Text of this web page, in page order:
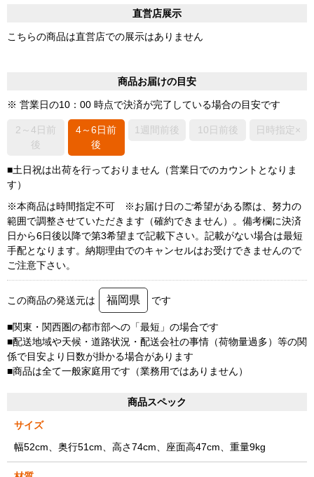
直営店展示
こちらの商品は直営店での展示はありません
商品お届けの目安
※ 営業日の10：00 時点で決済が完了している場合の目安です
2～4日前
後
4～6日前
後
1週間前後 10日前後 日時指定×
■土日祝は出荷を行っておりません（営業日でのカウントとなりま
す）
※本商品は時間指定不可 ※お届け日のご希望がある際は、努力の
範囲で調整させていただきます（確約できません）。備考欄に決済
日から6日後以降で第3希望まで記載下さい。記載がない場合は最短
手配となります。納期理由でのキャンセルはお受けできませんので
ご注意下さい。
この商品の発送元は 福岡県 です
■関東・関西圏の都市部への「最短」の場合です
■配送地域や天候・道路状況・配送会社の事情（荷物量過多）等の関
係で目安より日数が掛かる場合があります
■商品は全て一般家庭用です（業務用ではありません）
商品スペック
サイズ
幅52cm、奥行51cm、高さ74cm、座面高47cm、重量9kg